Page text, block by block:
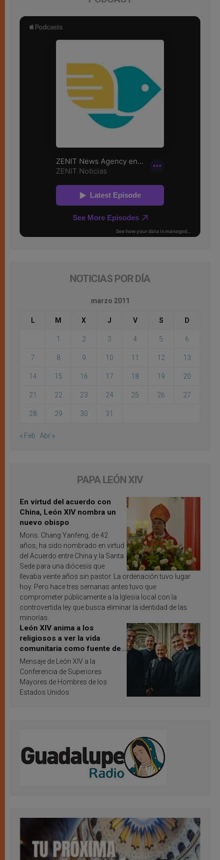
NOTICIAS POR DÍA
marzo 2011
L M X J V S D
1 2 3 4 5 6
7 8 9 10 11 12 13
14 15 16 17 18 19 20
21 22 23 24 25 26 27
28 29 30 31
« Feb Abr »
PAPA LEÓN XIV
En virtud del acuerdo con
China, León XIV nombra un
nuevo obispo
Mons. Chang Yanfeng, de 42
años, ha sido nombrado en virtud
del Acuerdo entre China y la Santa
Sede para una diócesis que
llevaba veinte años sin pastor. La ordenación tuvo lugar
hoy. Pero hace tres semanas antes tuvo que
comprometer públicamente a la Iglesia local con la
controvertida ley que busca eliminar la identidad de las
minorías.
León XIV anima a los
religiosos a ver la vida
comunitaria como fuente de
inspiración y santificación
Mensaje de León XIV a la
Conferencia de Superiores
Mayores de Hombres de los
Estados Unidos